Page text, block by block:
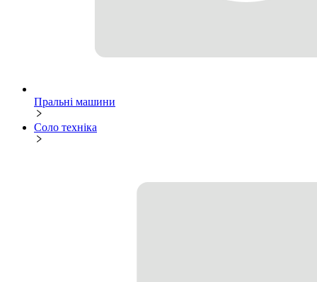
Пральні машини
Соло техніка